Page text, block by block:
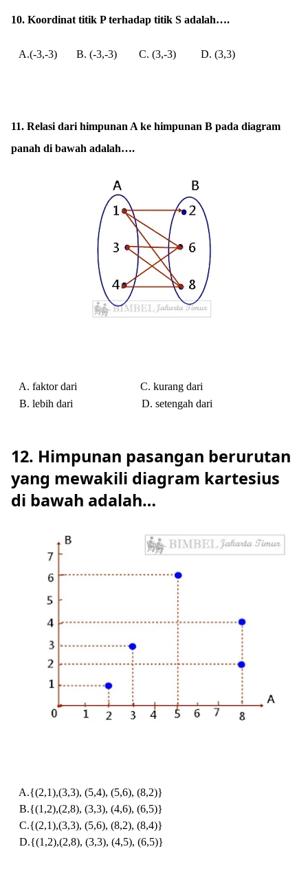
10. Koordinat titik P terhadap titik S adalah….
A.(-3,-3) B. (-3,-3) C. (3,-3) D. (3,3)
11. Relasi dari himpunan A ke himpunan B pada diagram
panah di bawah adalah….
A. faktor dari
C. kurang dari
B. lebih dari
D. setengah dari
12. Himpunan pasangan berurutan
yang mewakili diagram kartesius
di bawah adalah…
A.{(2,1),(3,3), (5,4), (5,6), (8,2)}
B.{(1,2),(2,8), (3,3), (4,6), (6,5)}
C.{(2,1),(3,3), (5,6), (8,2), (8,4)}
D.{(1,2),(2,8), (3,3), (4,5), (6,5)}